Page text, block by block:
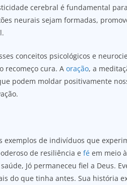
cerebral é fundamental
neurais sejam formadas,
conceitos psicológicos e
recomeço cura. A oração, a
podem moldar positivamente
exemplos de indivíduos que
de resiliência e fé em meio
Jó permaneceu fiel a Deus.
do que tinha antes. Sua história